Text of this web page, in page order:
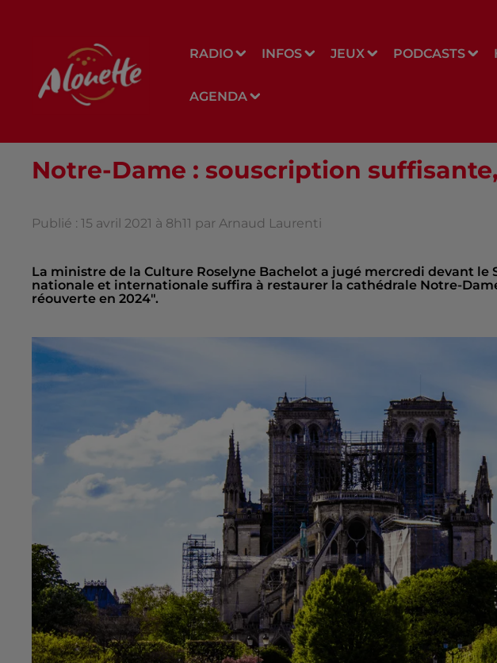
RADIO INFOS JEUX PODCASTS
AGENDA
Notre-Dame : souscription
Publié : 15 avril 2021 à 8h11 par Arnaud Laurenti
La ministre de la Culture Roselyne Bachelot a jugé mercredi devant
nationale et internationale suffira à restaurer la cathédrale Notre-
réouverte en 2024".